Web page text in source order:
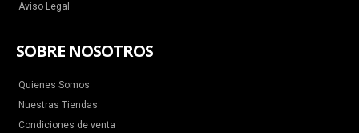
Aviso Legal
SOBRE NOSOTROS
Quienes Somos
Nuestras Tiendas
Condiciones de venta